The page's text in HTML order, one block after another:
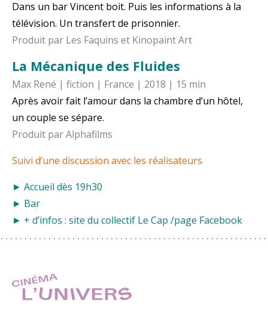
Dans un bar Vincent boit. Puis les informations à la
télévision. Un transfert de prisonnier.
Produit par Les Faquins et Kinopaint Art
La Mécanique des Fluides
Max René | fiction | France | 2018 | 15 min
Après avoir fait l’amour dans la chambre d’un hôtel,
un couple se sépare.
Produit par Alphafilms
Suivi d’une discussion avec les réalisateurs
► Accueil dès 19h30
► Bar
► + d’infos : site du collectif Le Cap /page Facebook